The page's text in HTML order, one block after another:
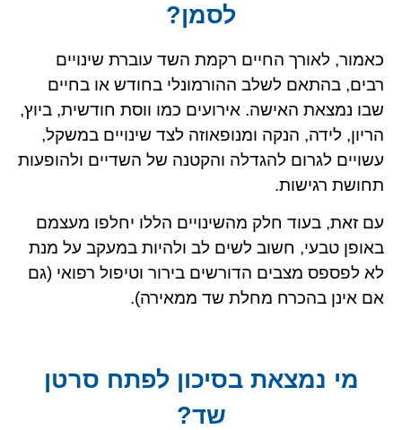
לסמן?
כאמור, לאורך החיים רקמת השד עוברת שינויים
רבים, בהתאם לשלב ההורמונלי בחודש או בחיים
שבו נמצאת האישה. אירועים כמו ווסת חודשית, ביוץ,
הריון, לידה, הנקה ומנופאוזה לצד שינויים במשקל,
עשויים לגרום להגדלה והקטנה של השדיים ולהופעות
תחושת רגישות.
עם זאת, בעוד חלק מהשינויים הללו יחלפו מעצמם
באופן טבעי, חשוב לשים לב ולהיות במעקב על מנת
לא לפספס מצבים הדורשים בירור וטיפול רפואי (גם
אם אינן בהכרח מחלת שד ממאירה).
מי נמצאת בסיכון לפתח סרטן
שד?